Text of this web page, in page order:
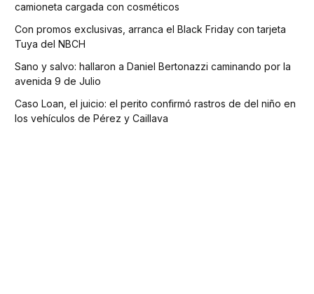
camioneta cargada con cosméticos
Con promos exclusivas, arranca el Black Friday con tarjeta
Tuya del NBCH
Sano y salvo: hallaron a Daniel Bertonazzi caminando por la
avenida 9 de Julio
Caso Loan, el juicio: el perito confirmó rastros de del niño en
los vehículos de Pérez y Caillava